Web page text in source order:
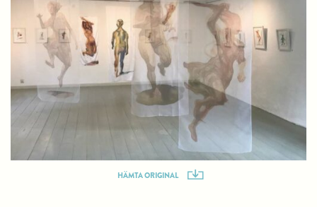
HÄMTA ORIGINAL